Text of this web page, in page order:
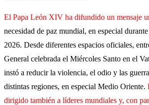
El Papa León XIV ha difundido un mensaje
necesidad de paz mundial, en especial
2026. Desde diferentes espacios oficiales,
General celebrada el Miércoles Santo en el
instó a reducir la violencia, el odio y las
distintas regiones, en especial Medio Oriente.
dirigido también a líderes mundiales y, con